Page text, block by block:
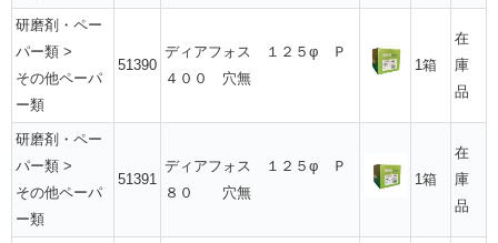
研磨剤・ペー
パー類 >
その他ペーパ
ー類
51390
ディアフォス １２５φ Ｐ
４００ 穴無
1箱
在
庫
品
研磨剤・ペー
パー類 >
その他ペーパ
ー類
51391
ディアフォス １２５φ Ｐ
８０ 穴無
1箱
在
庫
品